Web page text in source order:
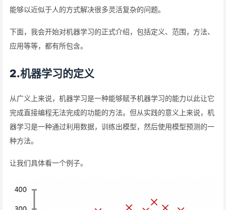
能够以近似于人的方式解决很多灵活复杂的问题。
下面，我会开始对机器学习的正式介绍，包括定义、范围，方法、
应用等等，都有所包含。
2.机器学习的定义
从广义上来说，机器学习是一种能够赋予机器学习的能力以此让它
完成直接编程无法完成的功能的方法。但从实践的意义上来说，机
器学习是一种通过利用数据，训练出模型，然后使用模型预测的一
种方法。
让我们具体看一个例子。